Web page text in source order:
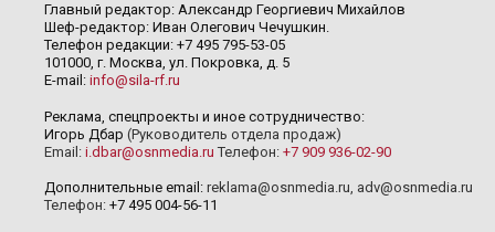
Главный редактор: Александр Георгиевич Михайлов
Шеф-редактор: Иван Олегович Чечушкин.
Телефон редакции: +7 495 795-53-05
101000, г. Москва, ул. Покровка, д. 5
E-mail: info@sila-rf.ru
Реклама, спецпроекты и иное сотрудничество:
Игорь Дбар (Руководитель отдела продаж)
Email: i.dbar@osnmedia.ru Телефон: +7 909 936-02-90
Дополнительные email: reklama@osnmedia.ru, adv@osnmedia.ru
Телефон: +7 495 004-56-11